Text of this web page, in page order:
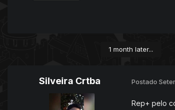
1 month later...
Silveira Crtba Postado
Rep+ pelo